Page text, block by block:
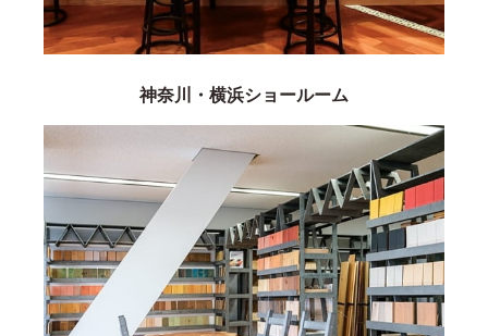
神奈川・横浜ショールーム